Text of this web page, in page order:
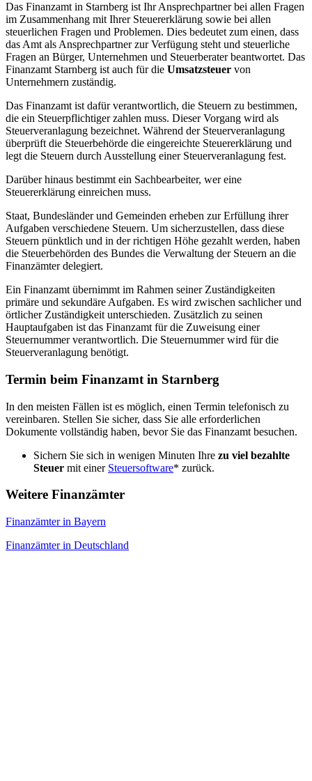
Das Finanzamt in Starnberg ist Ihr Ansprechpartner bei allen Fragen
im Zusammenhang mit Ihrer Steuererklärung sowie bei allen
steuerlichen Fragen und Problemen. Dies bedeutet zum einen, dass
das Amt als Ansprechpartner zur Verfügung steht und steuerliche
Fragen an Bürger, Unternehmen und Steuerberater beantwortet. Das
Finanzamt Starnberg ist auch für die Umsatzsteuer von
Unternehmern zuständig.
Das Finanzamt ist dafür verantwortlich, die Steuern zu bestimmen,
die ein Steuerpflichtiger zahlen muss. Dieser Vorgang wird als
Steuerveranlagung bezeichnet. Während der Steuerveranlagung
überprüft die Steuerbehörde die eingereichte Steuererklärung und
legt die Steuern durch Ausstellung einer Steuerveranlagung fest.
Darüber hinaus bestimmt ein Sachbearbeiter, wer eine
Steuererklärung einreichen muss.
Staat, Bundesländer und Gemeinden erheben zur Erfüllung ihrer
Aufgaben verschiedene Steuern. Um sicherzustellen, dass diese
Steuern pünktlich und in der richtigen Höhe gezahlt werden, haben
die Steuerbehörden des Bundes die Verwaltung der Steuern an die
Finanzämter delegiert.
Ein Finanzamt übernimmt im Rahmen seiner Zuständigkeiten
primäre und sekundäre Aufgaben. Es wird zwischen sachlicher und
örtlicher Zuständigkeit unterschieden. Zusätzlich zu seinen
Hauptaufgaben ist das Finanzamt für die Zuweisung einer
Steuernummer verantwortlich. Die Steuernummer wird für die
Steuerveranlagung benötigt.
Termin beim Finanzamt in Starnberg
In den meisten Fällen ist es möglich, einen Termin telefonisch zu
vereinbaren. Stellen Sie sicher, dass Sie alle erforderlichen
Dokumente vollständig haben, bevor Sie das Finanzamt besuchen.
Sichern Sie sich in wenigen Minuten Ihre zu viel bezahlte
Steuer mit einer Steuersoftware* zurück.
Weitere Finanzämter
Finanzämter in Bayern
Finanzämter in Deutschland